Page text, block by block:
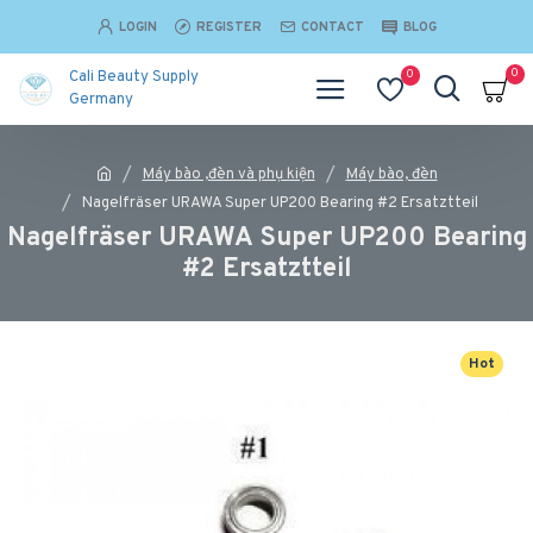
LOGIN REGISTER CONTACT BLOG
Cali Beauty Supply
Germany
0 0
Máy bào ,đèn và phụ kiện
Máy bào, đèn
Nagelfräser URAWA Super UP200 Bearing #2 Ersatztteil
Nagelfräser URAWA Super UP200 Bearing
#2 Ersatztteil
Hot